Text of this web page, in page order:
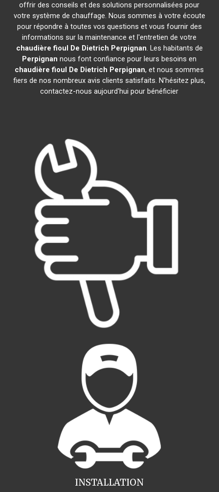
offrir des conseils et des solutions personnalisées pour
votre système de chauffage. Nous sommes à votre écoute
pour répondre à toutes vos questions et vous fournir des
informations sur la maintenance et l'entretien de votre
chaudière fioul De Dietrich Perpignan. Les habitants de
Perpignan nous font confiance pour leurs besoins en
chaudière fioul De Dietrich Perpignan, et nous sommes
fiers de nos nombreux avis clients satisfaits. N'hésitez plus,
contactez-nous aujourd'hui pour bénéficier
INSTALLATION